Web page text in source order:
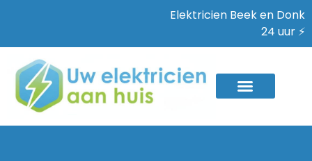
Elektricien Beek en Donk
24 uur ⚡